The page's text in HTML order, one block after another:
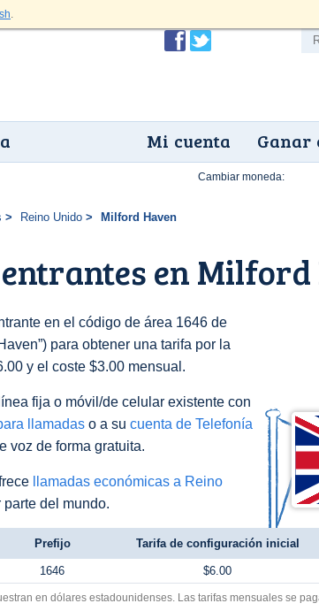
.
Ganar
Mi cuenta
Reino Unido Milford Haven
en Milford
en el código de área 1646 de
para obtener una tarifa por la
y el coste $3.00 mensual.
fija o móvil/de celular existente con
llamadas o a su cuenta de Telefonía
voz de forma gratuita.
llamadas económicas a Reino
del mundo.
Cambiar moneda:
Prefijo Tarifa de configuración inicial
1646 $6.00
en dólares estadounidenses. Las tarifas mensuales se